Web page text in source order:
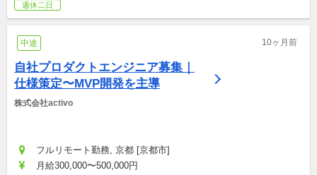
週休二日
中途 10ヶ月前
自社プロダクトエンジニア募集｜
仕様策定〜MVP開発を主導
株式会社activo
フルリモート勤務, 京都 [京都市]
月給300,000〜500,000円